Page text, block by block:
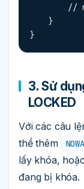
}
3. Sử
LOCKED
Với các câu
thể thêm
lấy khóa, hoặc
đang bị khóa.